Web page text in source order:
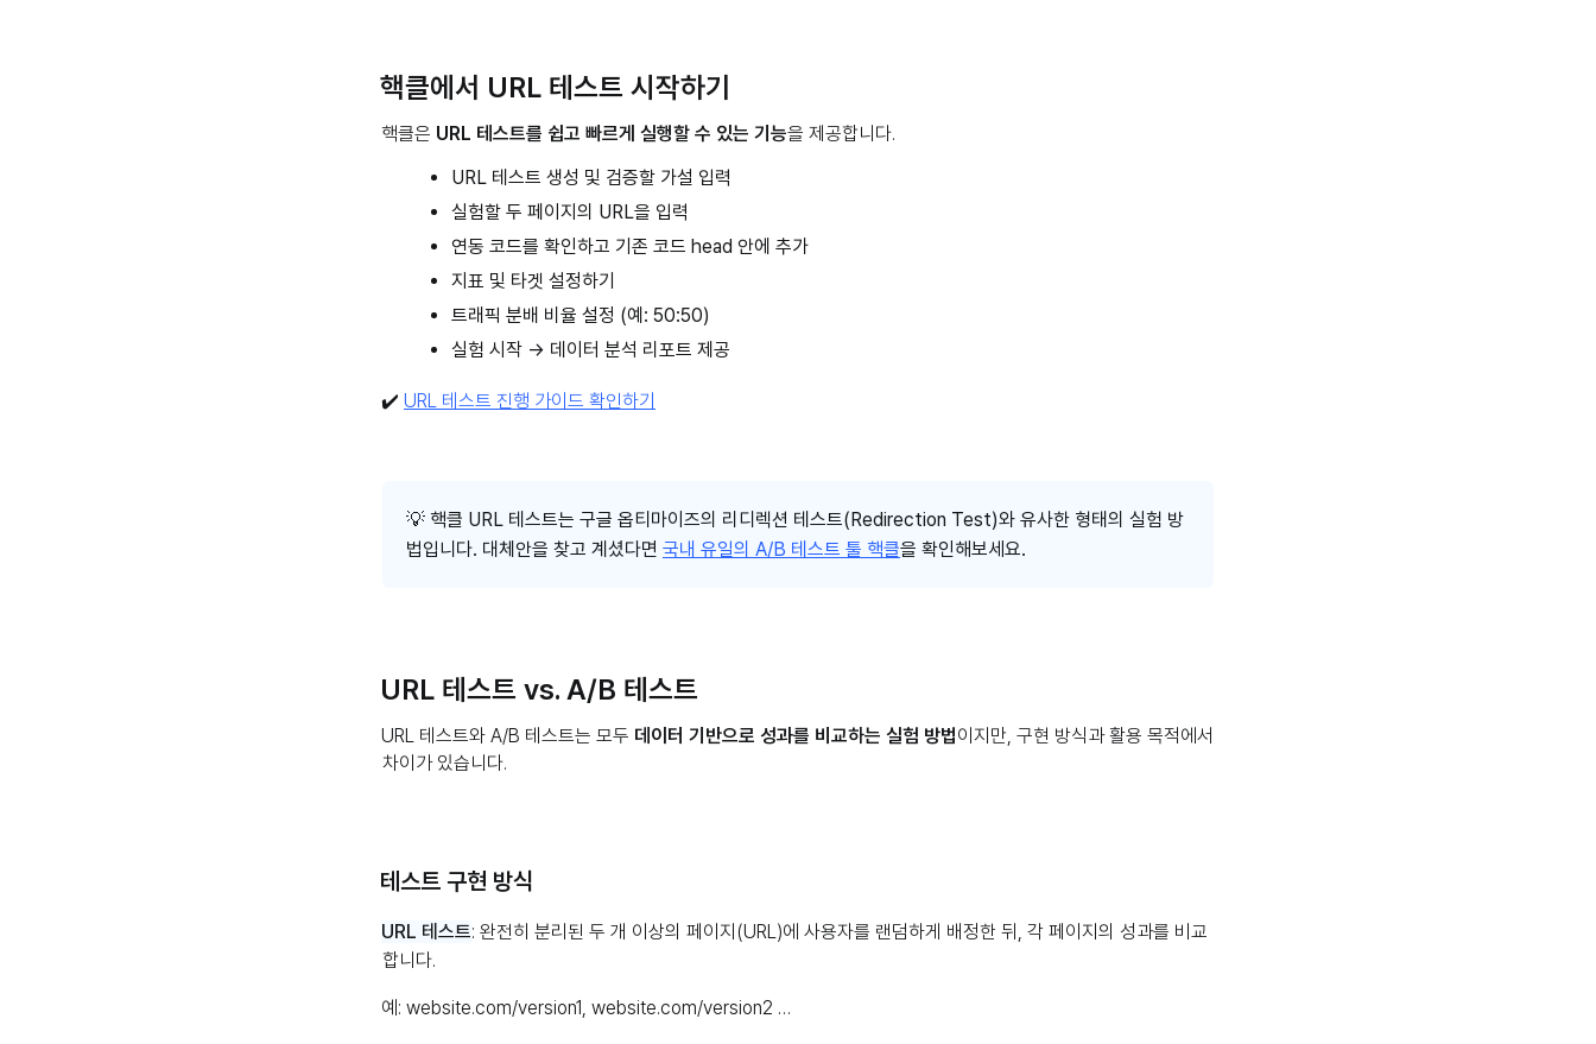
핵클에서 URL 테스트 시작하기
핵클은 URL 테스트를 쉽고 빠르게 실행할 수 있는 기능을 제공합니다.
URL 테스트 생성 및 검증할 가설 입력
실험할 두 페이지의 URL을 입력
연동 코드를 확인하고 기존 코드 head 안에 추가
지표 및 타겟 설정하기
트래픽 분배 비율 설정 (예: 50:50)
실험 시작 → 데이터 분석 리포트 제공
✔️ URL 테스트 진행 가이드 확인하기
💡 핵클 URL 테스트는 구글 옵티마이즈의 리디렉션 테스트(Redirection Test)와 유사한 형태의 실험 방
법입니다. 대체안을 찾고 계셨다면 국내 유일의 A/B 테스트 툴 핵클을 확인해보세요.
URL 테스트 vs. A/B 테스트
URL 테스트와 A/B 테스트는 모두 데이터 기반으로 성과를 비교하는 실험 방법이지만, 구현 방식과 활용 목적에서
차이가 있습니다.
테스트 구현 방식
URL 테스트: 완전히 분리된 두 개 이상의 페이지(URL)에 사용자를 랜덤하게 배정한 뒤, 각 페이지의 성과를 비교
합니다.
예: website.com/version1, website.com/version2 …